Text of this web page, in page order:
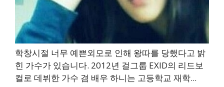
학창시절 너무 예쁜외모로 인해 왕따를 당했다고 밝
힌 가수가 있습니다. 2012년 걸그룹 EXID의 리드보
컬로 데뷔한 가수 겸 배우 하니는 고등학교 재학...